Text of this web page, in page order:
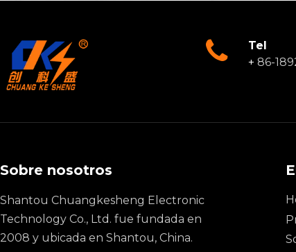
Tel
+86-
Sobre nosotros
Shantou Chuangkesheng Electronic
Technology Co., Ltd. fue fundada en
2008 y ubicada en Shantou, China.